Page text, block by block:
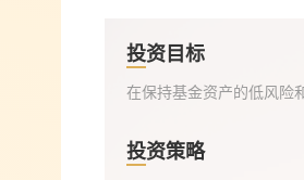
投资目标
在保持基金资产的低风险
投资策略